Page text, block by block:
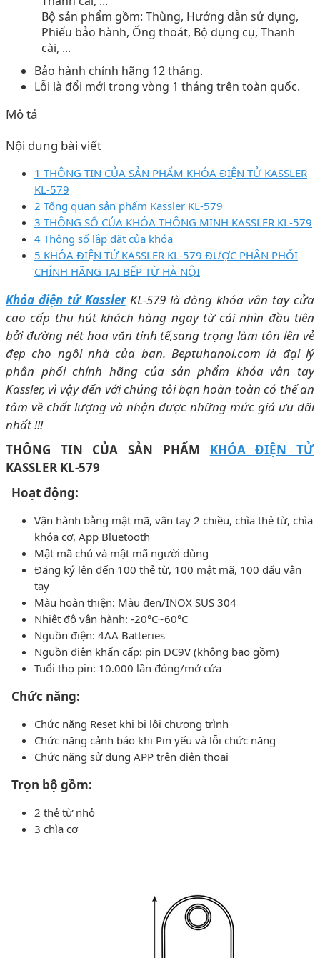
Bộ sản phẩm gồm: Thùng, Hướng dẫn sử dụng,
Phiếu bảo hành, Ống thoát, Bộ dụng cụ, Thanh
cài, ...
Bảo hành chính hãng 12 tháng.
Lỗi là đổi mới trong vòng 1 tháng trên toàn quốc.
Mô tả
Nội dung bài viết
1 THÔNG TIN CỦA SẢN PHẨM KHÓA ĐIỆN TỬ KASSLER
KL-579
2 Tổng quan sản phẩm Kassler KL-579
3 THÔNG SỐ CỦA KHÓA THÔNG MINH KASSLER KL-579
4 Thông số lắp đặt của khóa
5 KHÓA ĐIỆN TỬ KASSLER KL-579 ĐƯỢC PHÂN PHỐI
CHÍNH HÃNG TẠI BẾP TỪ HÀ NỘI
Khóa điện tử KasslerKL-579 là dòng khóa vân tay cửa
cao cấp thu hút khách hàng ngay từ cái nhìn đầu tiên
bởi đường nét hoa văn tinh tế,sang trọng làm tôn lên vẻ
đẹp cho ngôi nhà của bạn. Beptuhanoi.com là đại lý
phân phối chính hãng của sản phẩm khóa vân tay
Kassler, vì vậy đến với chúng tôi bạn hoàn toàn có thế an
tâm về chất lượng và nhận được những mức giá ưu đãi
nhất !!!
THÔNG TIN CỦA SẢN PHẨM KHÓA ĐIỆN TỬ
KASSLER KL-579
Hoạt động:
Vận hành bằng mật mã, vân tay 2 chiều, chìa thẻ từ, chìa
khóa cơ, App Bluetooth
Mật mã chủ và mật mã người dùng
Đăng ký lên đến 100 thẻ từ, 100 mật mã, 100 dấu vân
tay
Màu hoàn thiện: Màu đen/INOX SUS 304
Nhiệt độ vận hành: -20°C~60°C
Nguồn điện: 4AA Batteries
Nguồn điện khẩn cấp: pin DC9V (không bao gồm)
Tuổi thọ pin: 10.000 lần đóng/mở cửa
Chức năng:
Chức năng Reset khi bị lỗi chương trình
Chức năng cảnh báo khi Pin yếu và lỗi chức năng
Chức năng sử dụng APP trên điện thoại
Trọn bộ gồm:
2 thẻ từ nhỏ
3 chìa cơ